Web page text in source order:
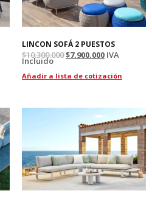
LINCON SOFÁ 2 PUESTOS
$10.300.000$7.900.000 IVA
Incluido
Añadir a lista de cotización